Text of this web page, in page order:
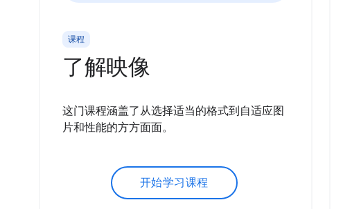
课程
了解映像
这门课程涵盖了从选择适当的格式到自适应图
片和性能的方方面面。
开始学习课程